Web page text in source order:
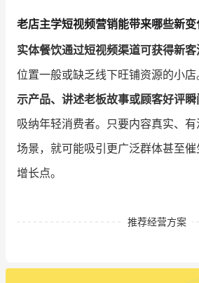
老店主学短视频营销能带来哪些新变
实体餐饮通过短视频渠道可获得新客
位置一般或缺乏线下旺铺资源的小店
示产品、讲述老板故事或顾客好评瞬
吸纳年轻消费者。只要内容真实、
场景，就可能吸引更广泛群体甚至
增长点。
推荐经营方案